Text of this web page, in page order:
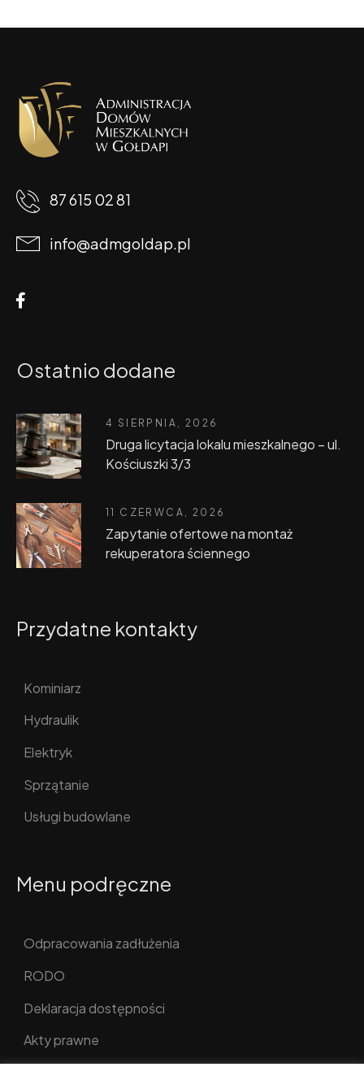
87 615 02 81
info@admgoldap.pl
Ostatnio dodane
4 SIERPNIA, 2026
Druga licytacja lokalu mieszkalnego – ul.
Kościuszki 3/3
11 CZERWCA, 2026
Zapytanie ofertowe na montaż
rekuperatora ściennego
Przydatne kontakty
Kominiarz
Hydraulik
Elektryk
Sprzątanie
Usługi budowlane
Menu podręczne
Odpracowania zadłużenia
RODO
Deklaracja dostępności
Akty prawne